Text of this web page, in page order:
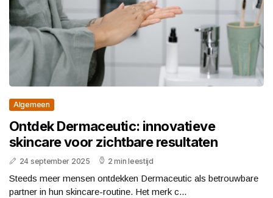
Algemeen
Ontdek Dermaceutic: innovatieve
skincare voor zichtbare resultaten
24 september 2025 2 min leestijd
Steeds meer mensen ontdekken Dermaceutic als betrouwbare
partner in hun skincare-routine. Het merk c...